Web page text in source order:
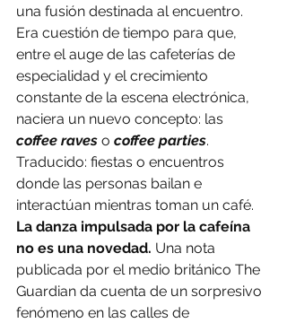
una fusión destinada al encuentro.
Era cuestión de tiempo para que,
entre el auge de las cafeterías de
especialidad y el crecimiento
constante de la escena electrónica,
naciera un nuevo concepto: las
coffee raves o coffee parties.
Traducido: fiestas o encuentros
donde las personas bailan e
interactúan mientras toman un café.
La danza impulsada por la cafeína
no es una novedad. Una nota
publicada por el medio británico The
Guardian da cuenta de un sorpresivo
fenómeno en las calles de